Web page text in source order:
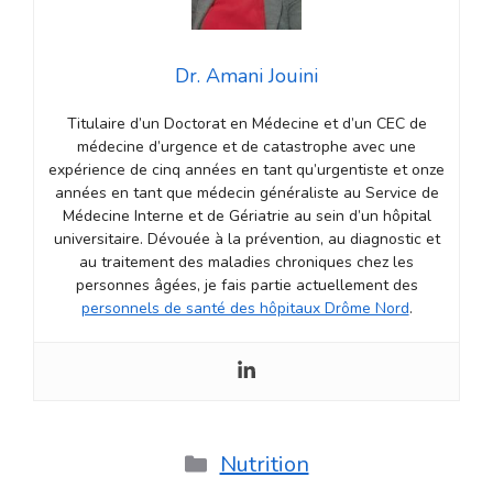
Dr. Amani Jouini
Titulaire d’un Doctorat en Médecine et d’un CEC de
médecine d’urgence et de catastrophe avec une
expérience de cinq années en tant qu’urgentiste et onze
années en tant que médecin généraliste au Service de
Médecine Interne et de Gériatrie au sein d’un hôpital
universitaire. Dévouée à la prévention, au diagnostic et
au traitement des maladies chroniques chez les
personnes âgées, je fais partie actuellement des
personnels de santé des hôpitaux Drôme Nord.
Catégories
Nutrition